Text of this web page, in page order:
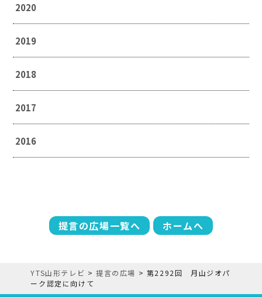
2020
2019
2018
2017
2016
提言の広場一覧へ ホームへ
YTS山形テレビ >提言の広場 > 第2292回 月山ジオパ
ーク認定に向けて